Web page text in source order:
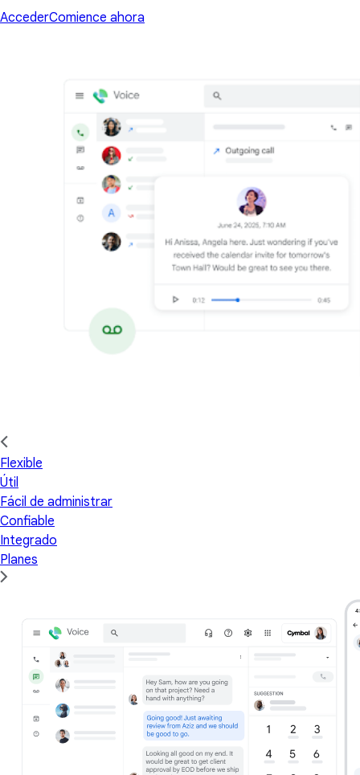
AccederComience ahora
Flexible
Útil
Fácil de administrar
Confiable
Integrado
Planes